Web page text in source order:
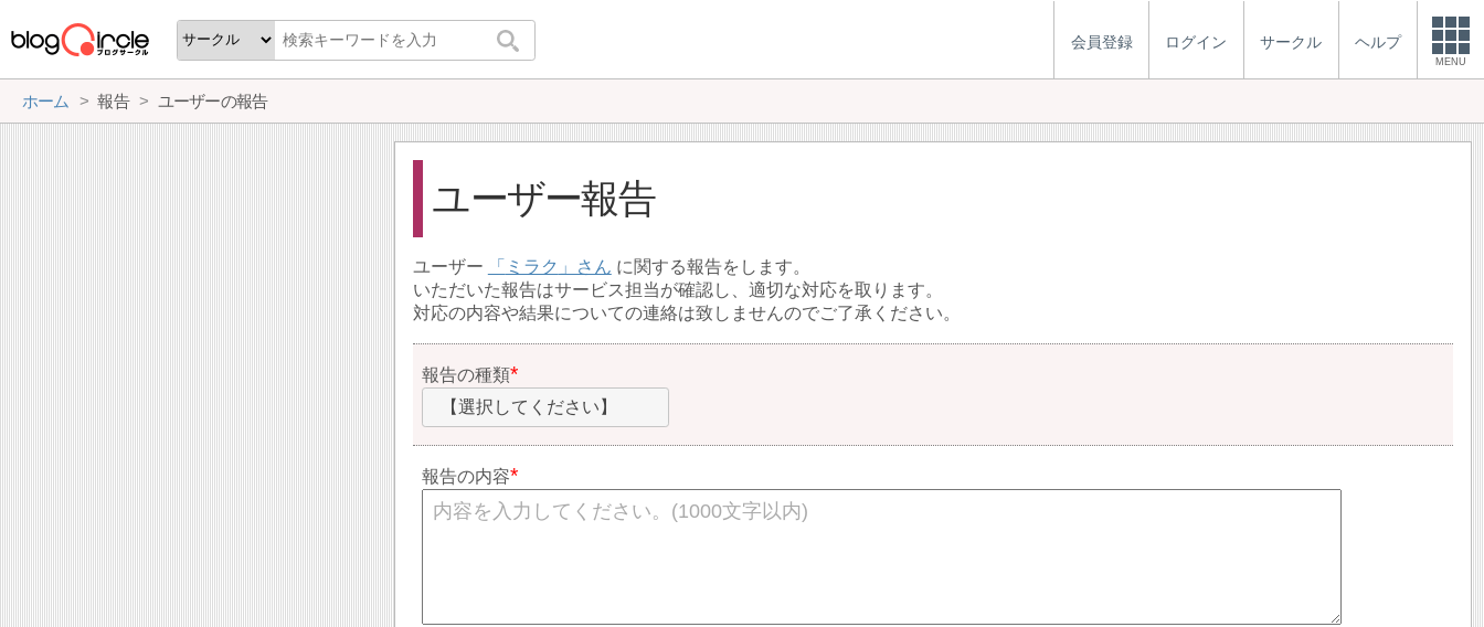
会員登録 ログイン サークル ヘルプ
MENU
ホーム 報告 ユーザーの報告
ユーザー報告
ユーザー ミラク
に関する報告をします。
いただいた報告はサービス担当が確認し、適切な対応を取ります。
対応の内容や結果についての連絡は致しませんのでご了承ください。
報告の種類
【選択してください】
報告の内容